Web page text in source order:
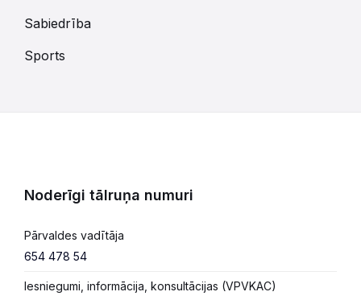
Sabiedrība
Sports
Noderīgi tālruņa numuri
Pārvaldes vadītāja
654 478 54
Iesniegumi, informācija, konsultācijas (VPVKAC)